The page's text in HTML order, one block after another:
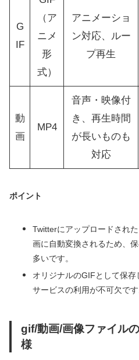
G
IF
（ア
ニメ
形
式）
アニメーショ
ン対応、ルー
プ再生
動
画
MP4
音声・映像付
き、再生時間
が長いものも
対応
ポイント
Twitterにアップロードされ
画に自動変換されるため、
多いです。
オリジナルのGIFとして保
サービスの利用が不可欠です
gif/動画/画像ファイル
様